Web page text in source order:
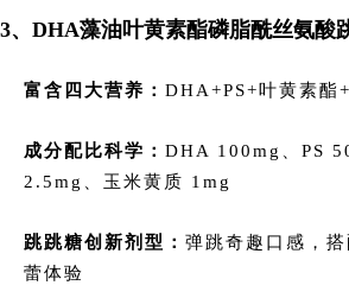
3、DHA藻油叶黄素酯磷脂酰丝氨酸
富含四大营养： DHA+PS+叶黄素酯
成分配比科学： DHA 100mg、PS
2.5mg、玉米黄质 1mg
跳跳糖创新剂型： 弹跳奇趣口感，
蕾体验